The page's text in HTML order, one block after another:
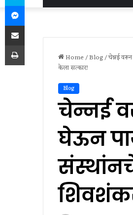
Home/Blog/चेन्नई
केला सत्कार!
Blog
चेन्नई
घेऊन
Messenger
Share via Email